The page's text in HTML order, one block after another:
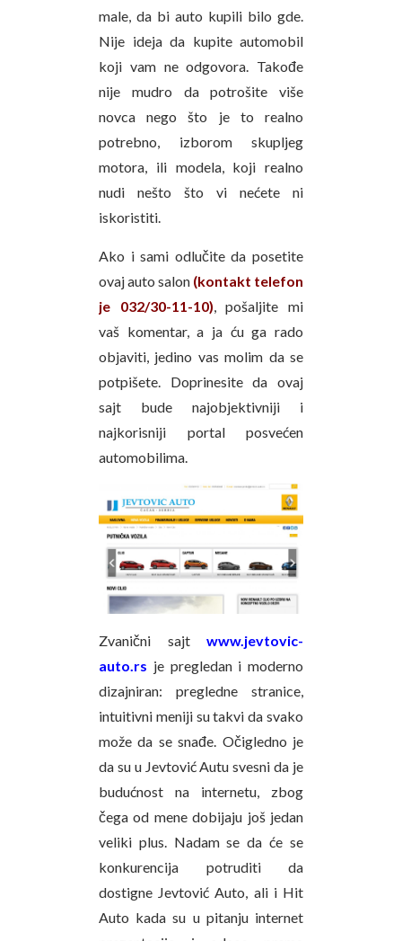
male, da bi auto kupili bilo gde.
Nije ideja da kupite automobil
koji vam ne odgovora. Takođe
nije mudro da potrošite više
novca nego što je to realno
potrebno, izborom skupljeg
motora, ili modela, koji realno
nudi nešto što vi nećete ni
iskoristiti.
Ako i sami odlučite da posetite
ovaj auto salon (kontakt telefon
je 032/30-11-10), pošaljite mi
vaš komentar, a ja ću ga rado
objaviti, jedino vas molim da se
potpišete. Doprinesite da ovaj
sajt bude najobjektivniji i
najkorisniji portal posvećen
automobilima.
Zvanični sajt www.jevtovic-
auto.rs je pregledan i moderno
dizajniran: pregledne stranice,
intuitivni meniji su takvi da svako
može da se snađe. Očigledno je
da su u Jevtović Autu svesni da je
budućnost na internetu, zbog
čega od mene dobijaju još jedan
veliki plus. Nadam se da će se
konkurencija potruditi da
dostigne Jevtović Auto, ali i Hit
Auto kada su u pitanju internet